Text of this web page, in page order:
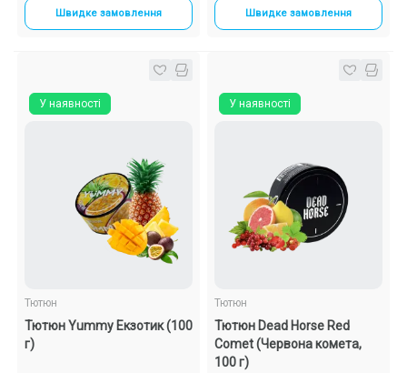
Швидке замовлення Швидке замовлення
У наявності
Тютюн
Тютюн Yummy Екзотик (100
г)
У наявності
Тютюн
Тютюн Dead Horse Red
Comet (Червона комета,
100 г)